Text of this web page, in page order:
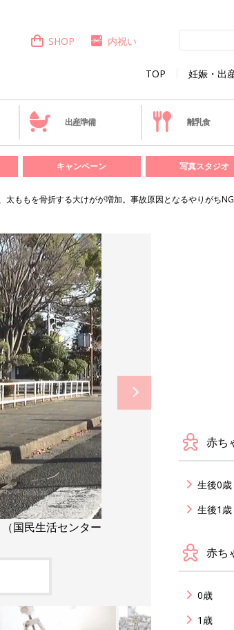
TOP 妊娠・出
SHOP 内祝い
出産準備 離乳食
キャンペーン 写真スタジオ
ももを骨折する大けがが増加。事故原因となるやりがち
国民生活センター
赤ち
生後0
生後1歳
赤ち
0歳
1歳